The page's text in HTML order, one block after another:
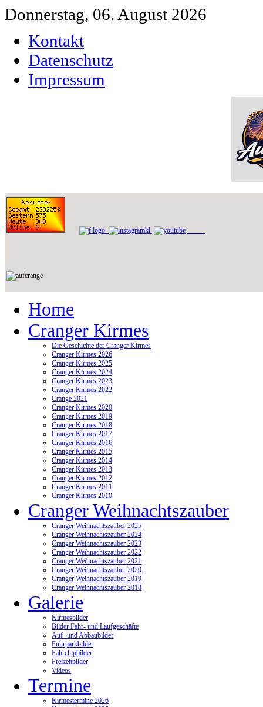
Donnerstag, 06. August 2026
Kontakt
Datenschutz
Impressum
Home
Cranger Kirmes
Die Geschichte der Cranger Kirmes
Cranger Kirmes 2026
Cranger Kirmes 2025
Cranger Kirmes 2024
Cranger Kirmes 2023
Cranger Kirmes 2022
Crange 2021
Cranger Kirmes 2020
Cranger Kirmes 2019
Cranger Kirmes 2018
Cranger Kirmes 2017
Cranger Kirmes 2016
Cranger Kirmes 2015
Cranger Kirmes 2014
Cranger Kirmes 2013
Cranger Kirmes 2012
Cranger Kirmes 2011
Cranger Kirmes 2010
Cranger Weihnachtszauber
Cranger Weihnachtszauber 2025
Cranger Weihnachtszauber 2024
Cranger Weihnachtszauber 2023
Cranger Weihnachtszauber 2022
Cranger Weihnachtszauber 2021
Cranger Weihnachtszauber 2020
Cranger Weihnachtszauber 2019
Cranger Weihnachtszauber 2018
Galerie
Kirmesbilder
Bilder Fahr- und Laufgeschäfte
Auf- und Abbaubilder
Fuhrparkbilder
Fahrchipbilder
Freizeitbilder
Videos
Termine
Kirmestermine 2026